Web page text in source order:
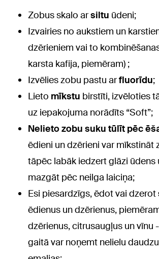
Zobus skalo arsiltu ūdeni;
Izvairies no aukstiem un
dzērieniem vai to
karsta kafija, piemēram) ;
Izvēlies zobu pastu arfluorīdu;
Lieto mīkstu birstīti, izvēloties
uz iepakojuma norādīts “Soft”;
Nelieto zobu suku tūlīt pēc
ēdieni un dzērieni var mīkstināt
tāpēc labāk iedzert glāzi ūdens
mazgāt pēc neilga laiciņa;
Esi piesardzīgs, ēdot vai dzerot
ēdienus un dzērienus,
dzērienus, citrusaugļus un vīnu
gaitā var noņemt nelielu